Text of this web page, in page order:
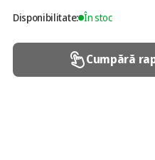
Disponibilitate: În stoc
Cumpără